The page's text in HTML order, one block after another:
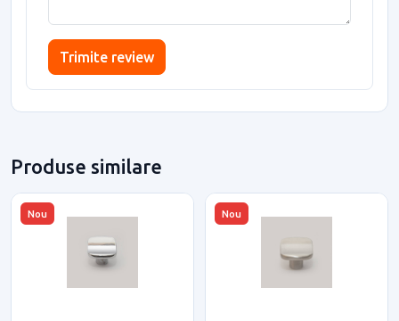
Trimite review
Produse similare
Nou Nou